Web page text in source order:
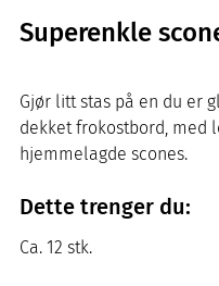
Superenkle
Gjør litt stas på en du er
dekket frokostbord, med
hjemmelagde scones.
Dette trenger du:
Ca. 12 stk.